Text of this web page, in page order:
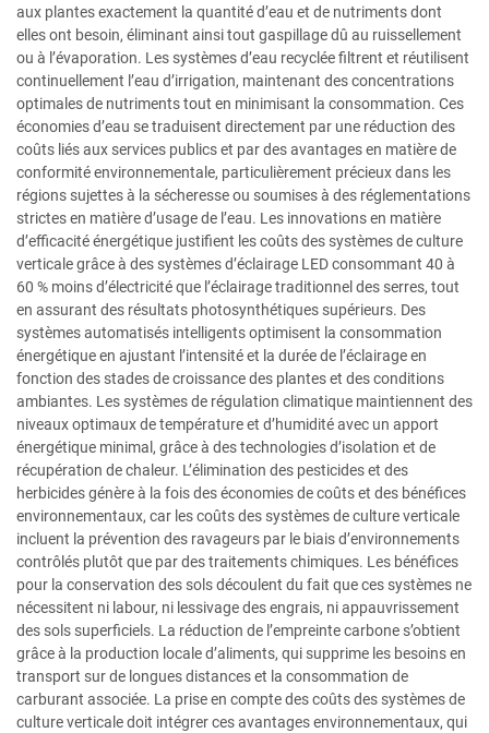
aux plantes exactement la quantité d’eau et de nutriments dont
elles ont besoin, éliminant ainsi tout gaspillage dû au ruissellement
ou à l’évaporation. Les systèmes d’eau recyclée filtrent et réutilisent
continuellement l’eau d’irrigation, maintenant des concentrations
optimales de nutriments tout en minimisant la consommation. Ces
économies d’eau se traduisent directement par une réduction des
coûts liés aux services publics et par des avantages en matière de
conformité environnementale, particulièrement précieux dans les
régions sujettes à la sécheresse ou soumises à des réglementations
strictes en matière d’usage de l’eau. Les innovations en matière
d’efficacité énergétique justifient les coûts des systèmes de culture
verticale grâce à des systèmes d’éclairage LED consommant 40 à
60 % moins d’électricité que l’éclairage traditionnel des serres, tout
en assurant des résultats photosynthétiques supérieurs. Des
systèmes automatisés intelligents optimisent la consommation
énergétique en ajustant l’intensité et la durée de l’éclairage en
fonction des stades de croissance des plantes et des conditions
ambiantes. Les systèmes de régulation climatique maintiennent des
niveaux optimaux de température et d’humidité avec un apport
énergétique minimal, grâce à des technologies d’isolation et de
récupération de chaleur. L’élimination des pesticides et des
herbicides génère à la fois des économies de coûts et des bénéfices
environnementaux, car les coûts des systèmes de culture verticale
incluent la prévention des ravageurs par le biais d’environnements
contrôlés plutôt que par des traitements chimiques. Les bénéfices
pour la conservation des sols découlent du fait que ces systèmes ne
nécessitent ni labour, ni lessivage des engrais, ni appauvrissement
des sols superficiels. La réduction de l’empreinte carbone s’obtient
grâce à la production locale d’aliments, qui supprime les besoins en
transport sur de longues distances et la consommation de
carburant associée. La prise en compte des coûts des systèmes de
culture verticale doit intégrer ces avantages environnementaux, qui